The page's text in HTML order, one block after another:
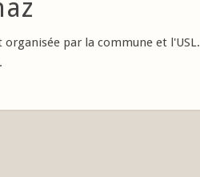
organisée par la commune et l'USL.